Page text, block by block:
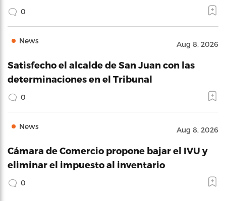
0
News Aug 8, 2026
Satisfecho el alcalde de San Juan con las
determinaciones en el Tribunal
0
News Aug 8, 2026
Cámara de Comercio propone bajar el IVU y
eliminar el impuesto al inventario
0